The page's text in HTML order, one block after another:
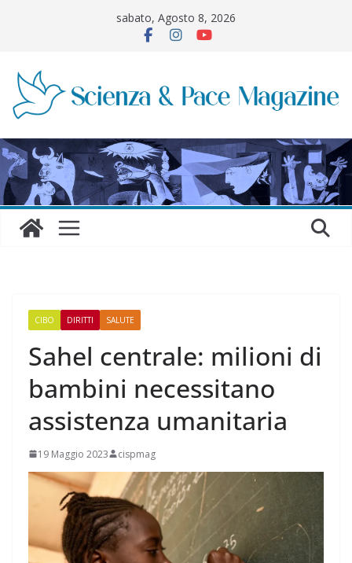
sabato, Agosto 8, 2026
CIBO DIRITTI SALUTE
Sahel centrale: milioni di
bambini necessitano
assistenza umanitaria
19 Maggio 2023 cispmag